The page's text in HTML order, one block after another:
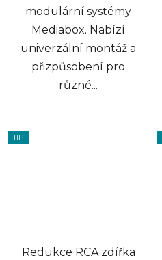
modulární systémy
Mediabox. Nabízí
univerzální montáž a
přizpůsobení pro
různé...
TIP
Redukce RCA zdířka